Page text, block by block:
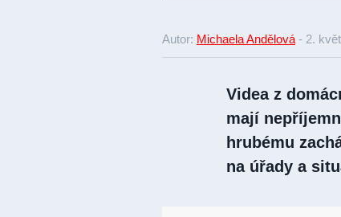
Autor: Michaela Andělová - 2.
Videa z
mají
hrubému
na úřady a